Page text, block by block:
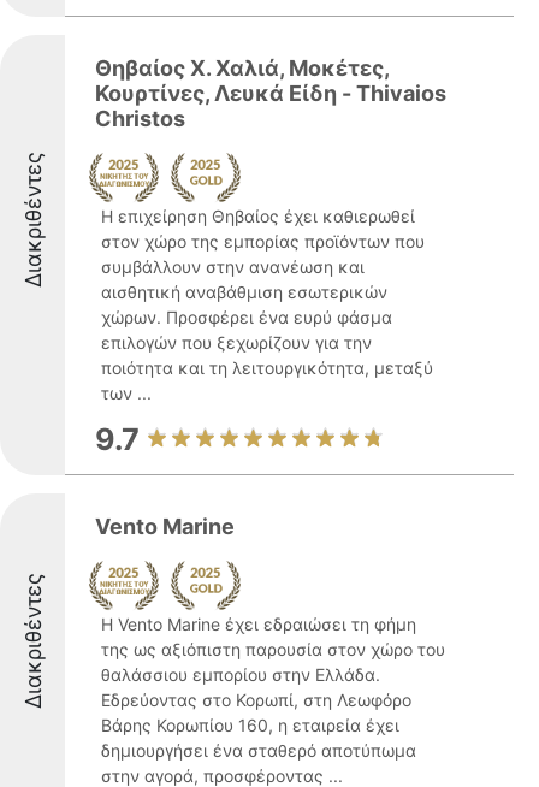
Διακριθέντες
Θηβαίος Χ. Χαλιά, Μοκέτες,
Κουρτίνες, Λευκά Είδη - Thivaios
Christos
Η επιχείρηση Θηβαίος έχει καθιερωθεί
στον χώρο της εμπορίας προϊόντων που
συμβάλλουν στην ανανέωση και
αισθητική αναβάθμιση εσωτερικών
χώρων. Προσφέρει ένα ευρύ φάσμα
επιλογών που ξεχωρίζουν για την
ποιότητα και τη λειτουργικότητα, μεταξύ
των ...
9.7
Διακριθέντες
Vento Marine
Η Vento Marine έχει εδραιώσει τη φήμη
της ως αξιόπιστη παρουσία στον χώρο του
θαλάσσιου εμπορίου στην Ελλάδα.
Εδρεύοντας στο Κορωπί, στη Λεωφόρο
Βάρης Κορωπίου 160, η εταιρεία έχει
δημιουργήσει ένα σταθερό αποτύπωμα
στην αγορά, προσφέροντας ...